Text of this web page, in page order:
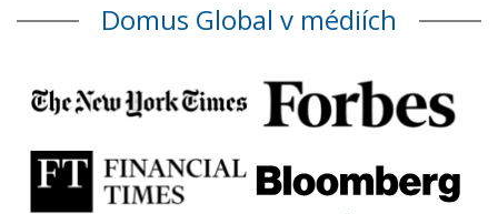
Domus Global v médiích